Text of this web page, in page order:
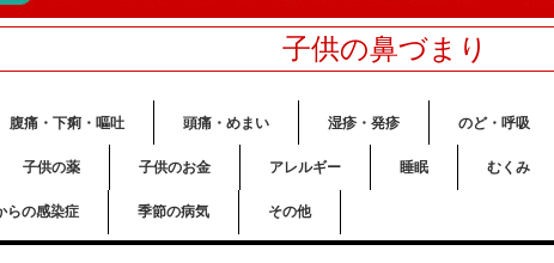
子供の鼻づまり
腹痛・下痢・嘔吐 頭痛・めまい 湿疹・発疹 のど・呼吸
子供の薬 子供のお金 アレルギー 睡眠 むくみ
らの感染症 季節の病気 その他